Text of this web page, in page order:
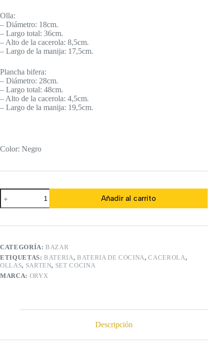
Olla:
– Diámetro: 18cm.
– Largo total: 36cm.
– Alto de la cacerola: 8,5cm.
– Largo de la manija: 17,5cm.
Plancha bifera:
– Diámetro: 28cm.
– Largo total: 48cm.
– Alto de la cacerola: 4,5cm.
– Largo de la manija: 19,5cm.
Color: Negro
Set
de
Batería
Cocina
4
Piezas
cantidad
Añadir al carrito
CATEGORÍA:BAZAR
ETIQUETAS:BATERIA,BATERIA DE COCINA,CACEROLA,
OLLAS, SARTEN, SET COCINA
MARCA: ORYX
Descripción